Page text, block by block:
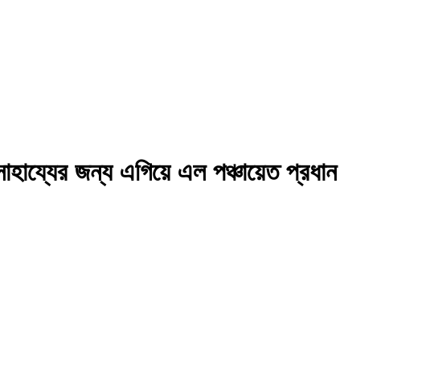
জন্য এগিয়ে এল পঞ্চায়েত প্রধান